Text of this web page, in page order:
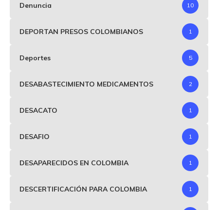
Denuncia 10
DEPORTAN PRESOS COLOMBIANOS 1
Deportes 5
DESABASTECIMIENTO MEDICAMENTOS 2
DESACATO 1
DESAFIO 1
DESAPARECIDOS EN COLOMBIA 1
DESCERTIFICACIÓN PARA COLOMBIA 1